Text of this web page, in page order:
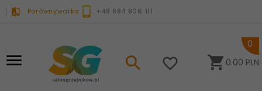
Porównywarka +48 884 806 111
0.00 PLN
0